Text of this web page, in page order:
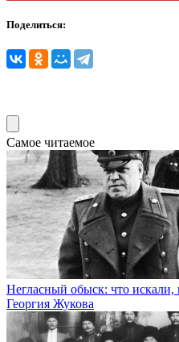
Поделиться:
Самое читаемое
Негласный обыск: что
Георгия Жукова